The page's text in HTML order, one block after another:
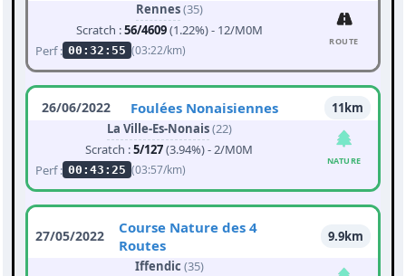
Rennes(35)
Scratch :56/4609(1.22%) - 12/M0M
Perf : 00:32:55 (03:22/km)
ROUTE
26/06/2022 Foulées Nonaisiennes
11km
La Ville-Es-Nonais(22)
Scratch :5/127(3.94%) - 2/M0M
Perf : 00:43:25 (03:57/km)
NATURE
27/05/2022
Course Nature des 4
Routes
9.9km
Iffendic (35)